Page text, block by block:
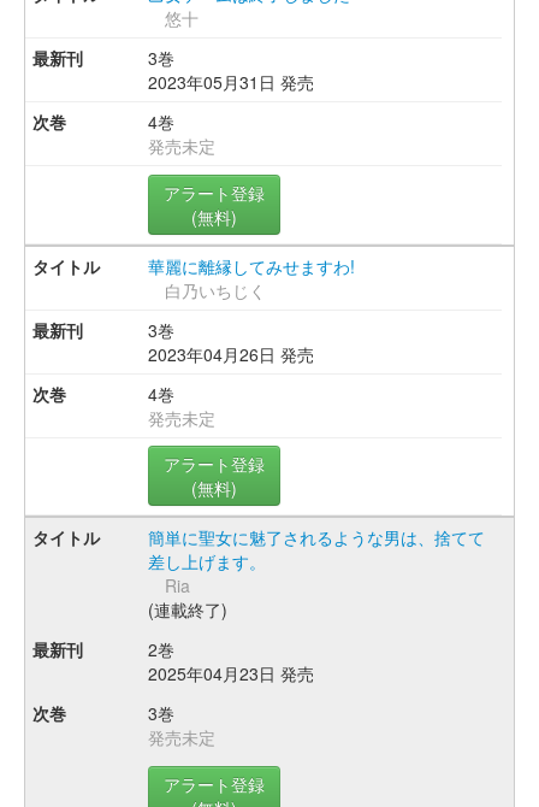
悠十
3巻
2023年05月31日 発売
4巻
発売未定
アラート登録
(無料)
華麗に離縁してみせますわ!
白乃いちじく
3巻
2023年04月26日 発売
4巻
発売未定
アラート登録
(無料)
簡単に聖女に魅了されるような男は、捨てて
差し上げます。
Ria
(連載終了)
2巻
2025年04月23日 発売
3巻
発売未定
アラート登録